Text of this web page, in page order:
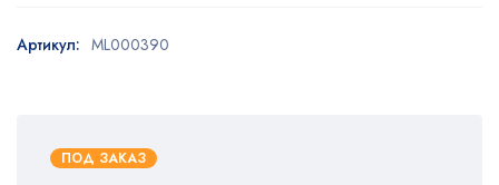
ПОД ЗАКАЗ
Артикул: ML000390